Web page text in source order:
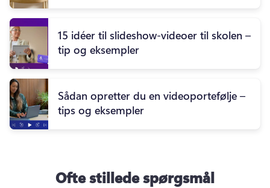
15 idéer til slideshow-videoer til skolen –
tip og eksempler
Sådan opretter du en videoportefølje –
tips og eksempler
Ofte stillede spørgsmål